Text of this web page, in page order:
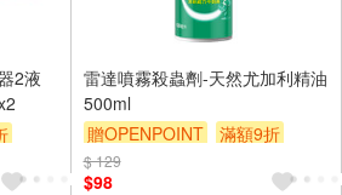
2液
雷達噴霧殺蟲劑-天然尤加利精油
500ml
贈OPENPOINT
滿額9折
贈$200
$ 129
$98